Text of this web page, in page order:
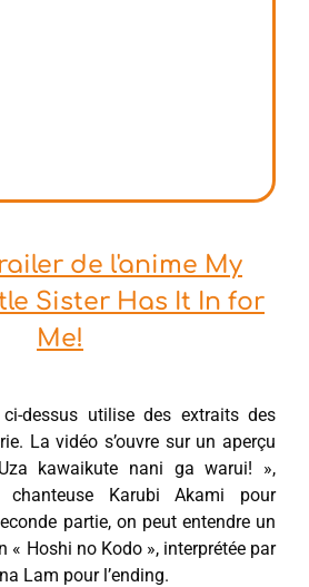
de l'anime My
Sister Has It In for
Me!
dessus utilise des extraits des
La vidéo s’ouvre sur un aperçu
kawaikute nani ga warui! »,
Karubi Akami pour
partie, on peut entendre un
« Hoshi no Kodo », interprétée par
Lam pour l’ending.